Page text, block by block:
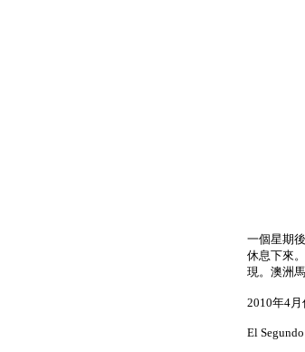
一個星期
休息下來
現。澳洲
2010年4
El Segundo